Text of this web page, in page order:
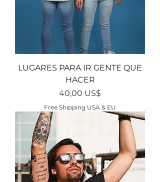
LUGARES PARA IR GENTE QUE
HACER
Precio
40,00 US$
Free Shipping USA & EU